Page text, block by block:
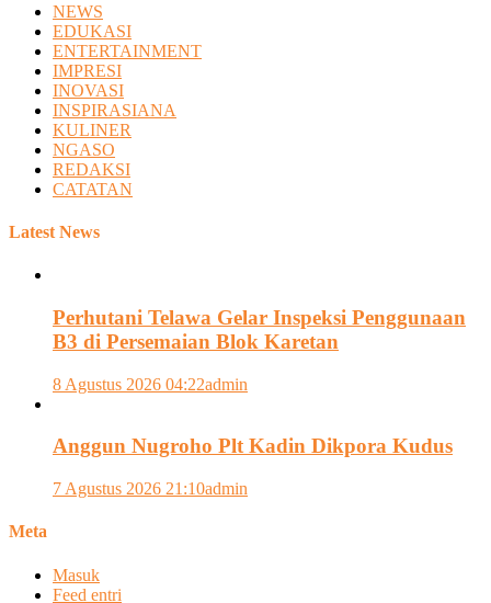
NEWS
EDUKASI
ENTERTAINMENT
IMPRESI
INOVASI
INSPIRASIANA
KULINER
NGASO
REDAKSI
CATATAN
Latest News
Perhutani Telawa Gelar Inspeksi Penggunaan
B3 di Persemaian Blok Karetan
8 Agustus 2026 04:22admin
Anggun Nugroho Plt Kadin Dikpora Kudus
7 Agustus 2026 21:10admin
Meta
Masuk
Feed entri